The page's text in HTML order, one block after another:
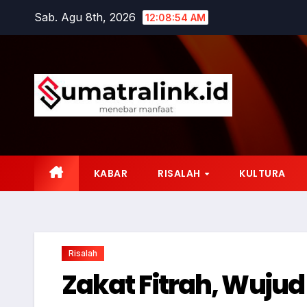
Sab. Agu 8th, 2026 12:08:55 AM
KABAR RISALAH KULTURA
Risalah
Zakat Fitrah,